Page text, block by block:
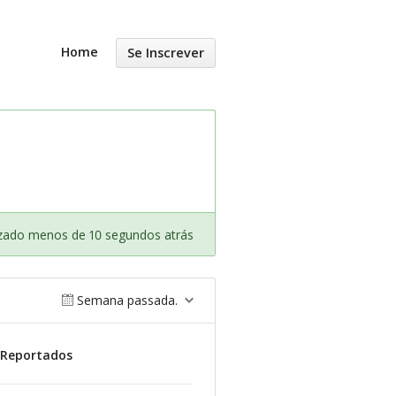
Home Se Inscrever
menos de 10 segundos atrás
Semana passada.